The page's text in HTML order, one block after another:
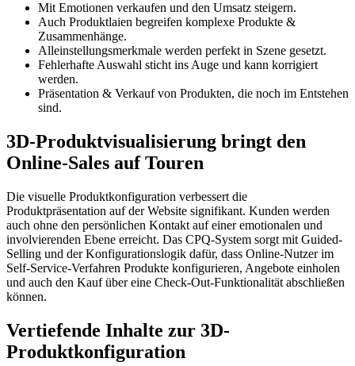
Mit Emotionen verkaufen und den Umsatz steigern.
Auch Produktlaien begreifen komplexe Produkte &
Zusammenhänge.
Alleinstellungsmerkmale werden perfekt in Szene gesetzt.
Fehlerhafte Auswahl sticht ins Auge und kann korrigiert
werden.
Präsentation & Verkauf von Produkten, die noch im Entstehen
sind.
3D-Produktvisualisierung bringt den
Online-Sales auf Touren
Die visuelle Produktkonfiguration verbessert die
Produktpräsentation auf der Website signifikant. Kunden werden
auch ohne den persönlichen Kontakt auf einer emotionalen und
involvierenden Ebene erreicht. Das CPQ-System sorgt mit Guided-
Selling und der Konfigurationslogik dafür, dass Online-Nutzer im
Self-Service-Verfahren Produkte konfigurieren, Angebote einholen
und auch den Kauf über eine Check-Out-Funktionalität abschließen
können.
Vertiefende Inhalte zur 3D-
Produktkonfiguration